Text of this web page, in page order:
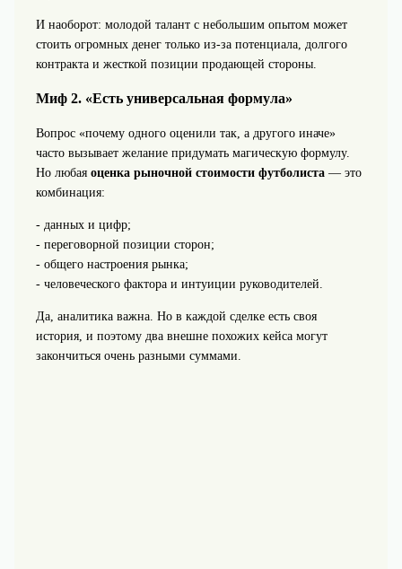
И наоборот: молодой талант с небольшим опытом может
стоить огромных денег только из‑за потенциала, долгого
контракта и жесткой позиции продающей стороны.
Миф 2. «Есть универсальная формула»
Вопрос «почему одного оценили так, а другого иначе»
часто вызывает желание придумать магическую формулу.
Но любая оценка рыночной стоимости футболиста— это
комбинация:
- данных и цифр;
- переговорной позиции сторон;
- общего настроения рынка;
- человеческого фактора и интуиции руководителей.
Да, аналитика важна. Но в каждой сделке есть своя
история, и поэтому два внешне похожих кейса могут
закончиться очень разными суммами.